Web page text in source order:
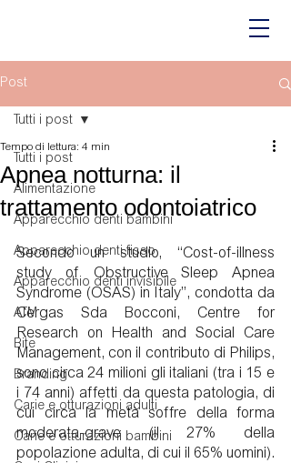
Post
Tutti i post
Alimentazione
Apparecchio denti bambini
Apparecchio denti fisso
Apparecchio denti invisibile
ATM
Bite
Branding
Carie e otturazioni adulti
Carie e otturazioni bambini
Tutti i post
Apnea notturna: il
trattamento odontoiatrico
Tempo di lettura: 4 min
Secondo un studio, “Cost-of-illness
study of Obstructive Sleep Apnea
Syndrome (OSAS) in Italy”, condotta da
Cergas Sda Bocconi, Centre for
Research on Health and Social Care
Management, con il contributo di Philips,
sono circa 24 milioni gli italiani (tra i 15 e
i 74 anni) affetti da questa patologia, di
cui circa la metà soffre della forma
moderata-grave (il 27% della